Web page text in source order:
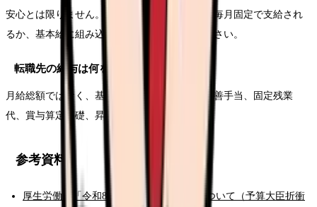
安心とは限りません。賞与算定に含まれるか、毎月固定で支給され
るか、基本給に組み込まれるかを確認してください。
転職先の給与は何を見ればよいですか？
月給総額ではなく、基本給、夜勤手当、処遇改善手当、固定残業
代、賞与算定基礎、昇給実績を見てください。
参考資料
厚生労働省「令和8年度の診療報酬改定について（予算大臣折衝